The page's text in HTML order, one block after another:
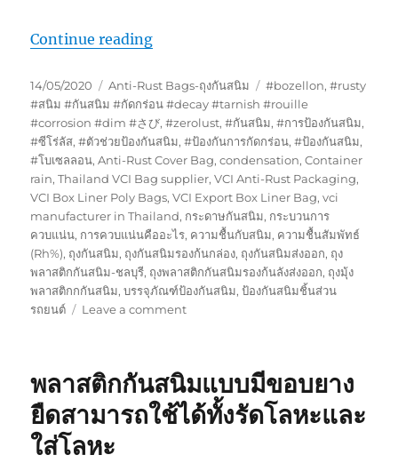
Continue reading“ถุงพลาสติกและกระดาษกันสนิมการป้
Posted
on
14/05/2020 Categories
Anti-Rust Bags-ถุงกันสนิม Tags
#bozellon,#rusty
#สนิม #กันสนิม #กัดกร่อน #decay #tarnish #rouille
#corrosion #dim #さび,#zerolust,#กันสนิม,#การป้องกันสนิม,
#ซีโร่ลัส,#ตัวช่วยป้องกันสนิม,#ป้องกันการกัดกร่อน,#ป้องกันสนิม,
#โบเซลลอน,Anti-Rust Cover Bag,condensation,Container
rain,Thailand VCI Bag supplier,VCI Anti-Rust Packaging,
VCI Box Liner Poly Bags,VCI Export Box Liner Bag,vci
manufacturer in Thailand, กระดาษกันสนิม, กระบวนการ
ควบแน่น, การควบแน่นคืออะไร, ความชื้นกับสนิม, ความชื้นสัมพัทธ์
(Rh%), ถุงกันสนิม, ถุงกันสนิมรองก้นกล่อง, ถุงกันสนิมส่งออก, ถุง
พลาสติกกันสนิม-ชลบุรี, ถุงพลาสติกกันสนิมรองก้นลังส่งออก, ถุงมุ้ง
พลาสติกกกันสนิม,บรรจุภัณฑ์ป้องกันสนิม,ป้องกันสนิมชิ้นส่วน
รถยนต์
Leave a commenton
กระดาษ
กัน
สนิม
พลาสติกกันสนิมแบบมีขอบยาง
ยืดสามารถใช้ได้ทั้งรัดโลหะและ
ใส่โลหะ